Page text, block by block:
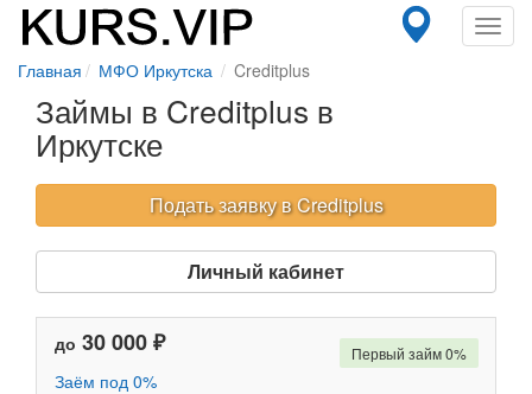
Главная МФО Иркутска Creditplus
Займы в Creditplus в
Иркутске
Подать заявку в Creditplus
Личный кабинет
до 30 000 ₽
Заём под 0%
Первый займ 0%